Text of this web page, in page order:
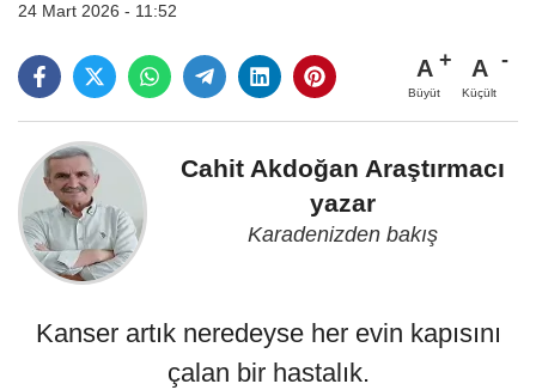
24 Mart 2026 - 11:52
A
Büyüt
A
Küçült
Cahit Akdoğan Araştırmacı
yazar
Karadenizden bakış
Kanser artık neredeyse her evin kapısını
çalan bir hastalık.